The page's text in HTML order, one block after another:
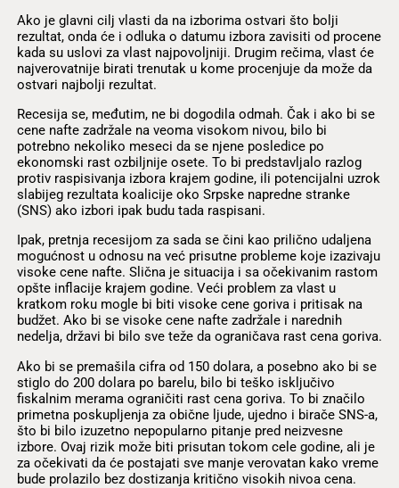
Ako je glavni cilj vlasti da na izborima ostvari što bolji
rezultat, onda će i odluka o datumu izbora zavisiti od procene
kada su uslovi za vlast najpovoljniji. Drugim rečima, vlast će
najverovatnije birati trenutak u kome procenjuje da može da
ostvari najbolji rezultat.
Recesija se, međutim, ne bi dogodila odmah. Čak i ako bi se
cene nafte zadržale na veoma visokom nivou, bilo bi
potrebno nekoliko meseci da se njene posledice po
ekonomski rast ozbiljnije osete. To bi predstavljalo razlog
protiv raspisivanja izbora krajem godine, ili potencijalni uzrok
slabijeg rezultata koalicije oko Srpske napredne stranke
(SNS) ako izbori ipak budu tada raspisani.
Ipak, pretnja recesijom za sada se čini kao prilično udaljena
mogućnost u odnosu na već prisutne probleme koje izazivaju
visoke cene nafte. Slična je situacija i sa očekivanim rastom
opšte inflacije krajem godine. Veći problem za vlast u
kratkom roku mogle bi biti visoke cene goriva i pritisak na
budžet. Ako bi se visoke cene nafte zadržale i narednih
nedelja, državi bi bilo sve teže da ograničava rast cena goriva.
Ako bi se premašila cifra od 150 dolara, a posebno ako bi se
stiglo do 200 dolara po barelu, bilo bi teško isključivo
fiskalnim merama ograničiti rast cena goriva. To bi značilo
primetna poskupljenja za obične ljude, ujedno i birače SNS-a,
što bi bilo izuzetno nepopularno pitanje pred neizvesne
izbore. Ovaj rizik može biti prisutan tokom cele godine, ali je
za očekivati da će postajati sve manje verovatan kako vreme
bude prolazilo bez dostizanja kritično visokih nivoa cena.